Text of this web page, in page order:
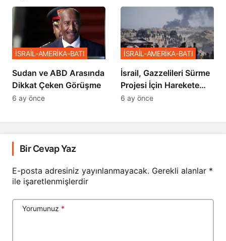
Sözler
Sudan ve ABD Arasında
Dikkat Çeken Görüşme
İSRAİL-AMERİKA-BATI
6 ay önce
İsrail, Gazzelileri Sürme
Projesi İçin Harekete
Geçti
İSRAİL-AMERİKA-BATI
6 ay önce
Bir Cevap Yaz
E-posta adresiniz yayınlanmayacak. Gerekli alanlar *
ile işaretlenmişlerdir
Yorumunuz *